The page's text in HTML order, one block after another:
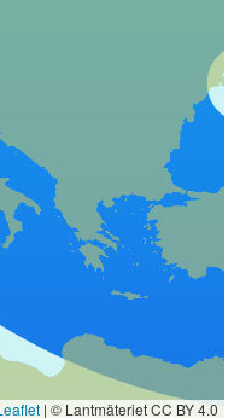
| © Lantmäteriet CC BY 4.0